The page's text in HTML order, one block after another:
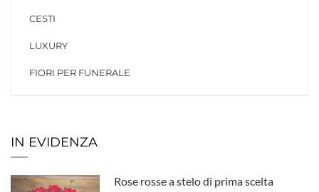
CESTI
LUXURY
FIORI PER FUNERALE
IN EVIDENZA
Rose rosse a stelo di prima scelta